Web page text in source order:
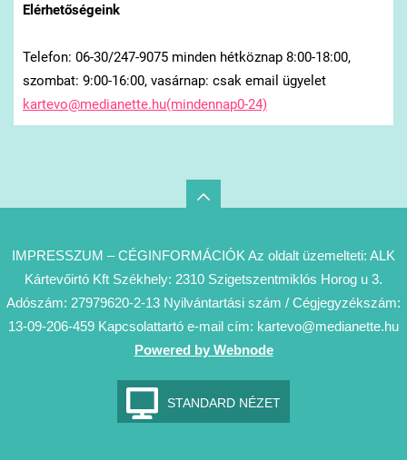
Elérhetőségeink
Telefon: 06-30/247-9075 minden hétköznap 8:00-18:00,
szombat: 9:00-16:00, vasárnap: csak email ügyelet
kartevo@medianette.hu(mindennap0-24)
IMPRESSZUM – CÉGINFORMÁCIÓK Az oldalt üzemelteti: ALK
Kártevőirtó Kft Székhely: 2310 Szigetszentmiklós Horog u 3.
Adószám: 27979620-2-13 Nyilvántartási szám / Cégjegyzékszám:
13-09-206-459 Kapcsolattartó e-mail cím: kartevo@medianette.hu
Powered by Webnode
STANDARD NÉZET